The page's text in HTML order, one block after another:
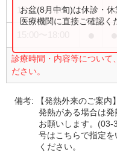
15:00〜17:00
診療時間・内容等について
ださい。
お盆(8月中旬)は休診・
医療機関に直接ご確認く
備考:
【発熱外来のご案
発熱がある場合は
お願いします。(03-
号はこちらで指定
ください。